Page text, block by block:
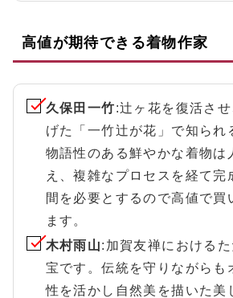
高値が期待できる着物作家
久保田一竹:辻ヶ花を復活さ
げた「一竹辻が花」で知られ
物語性のある鮮やかな着物は
え、複雑なプロセスを経て完
間を必要とするので高値で買
ます。
木村雨山:加賀友禅における
宝です。伝統を守りながらも
性を活かし自然美を描いた美